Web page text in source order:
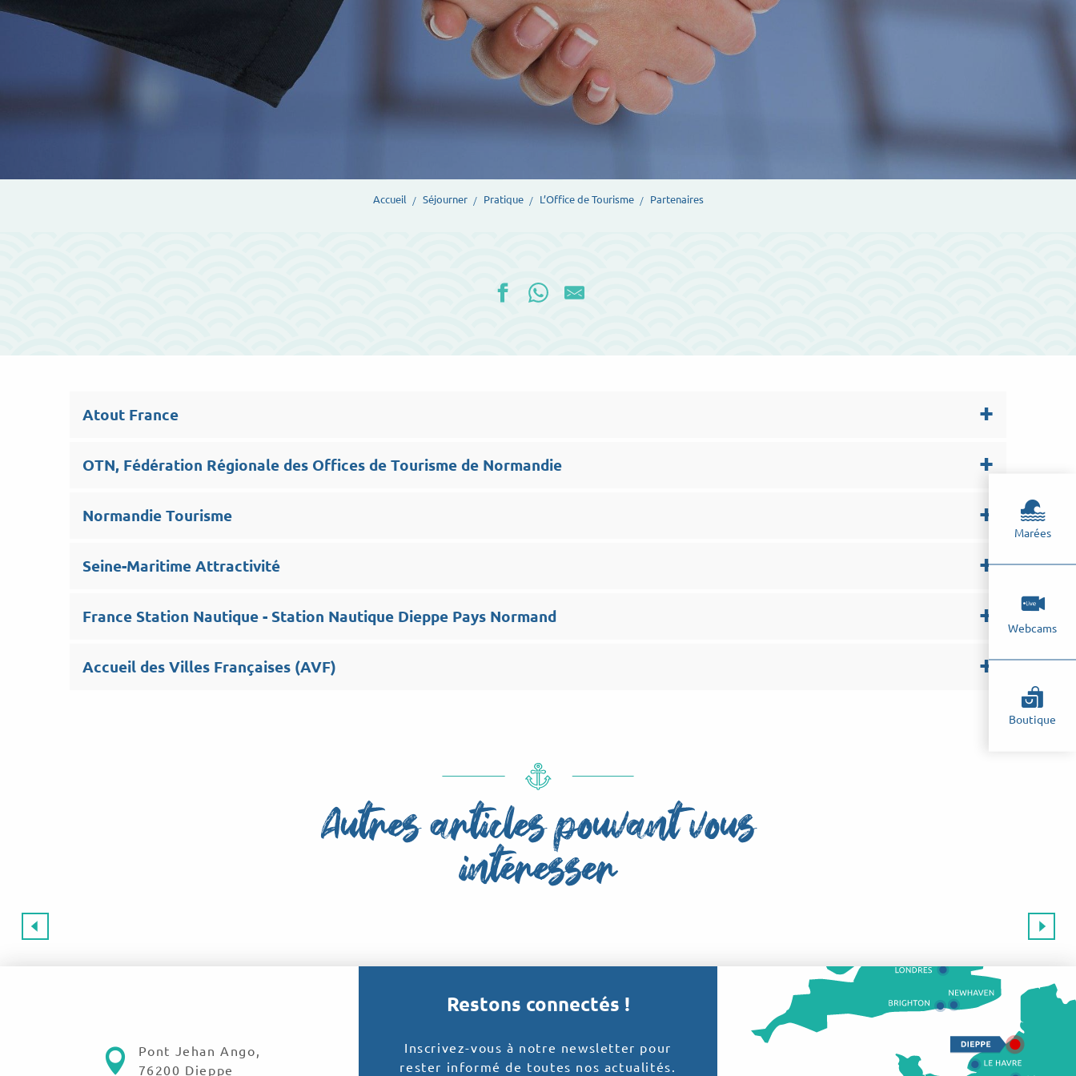
Marées
Webcams
Boutique
Accueil Séjourner Pratique L’Office de Tourisme Partenaires
Atout France
OTN, Fédération Régionale des Offices de Tourisme de Normandie
Normandie Tourisme
Seine-Maritime Attractivité
France Station Nautique - Station Nautique Dieppe Pays Normand
Accueil des Villes Françaises (AVF)
Autres articles pouvant vous
intéresser
Pont Jehan Ango,
76200 Dieppe
Restons connectés !
Inscrivez-vous à notre newsletter pour
rester informé de toutes nos actualités.